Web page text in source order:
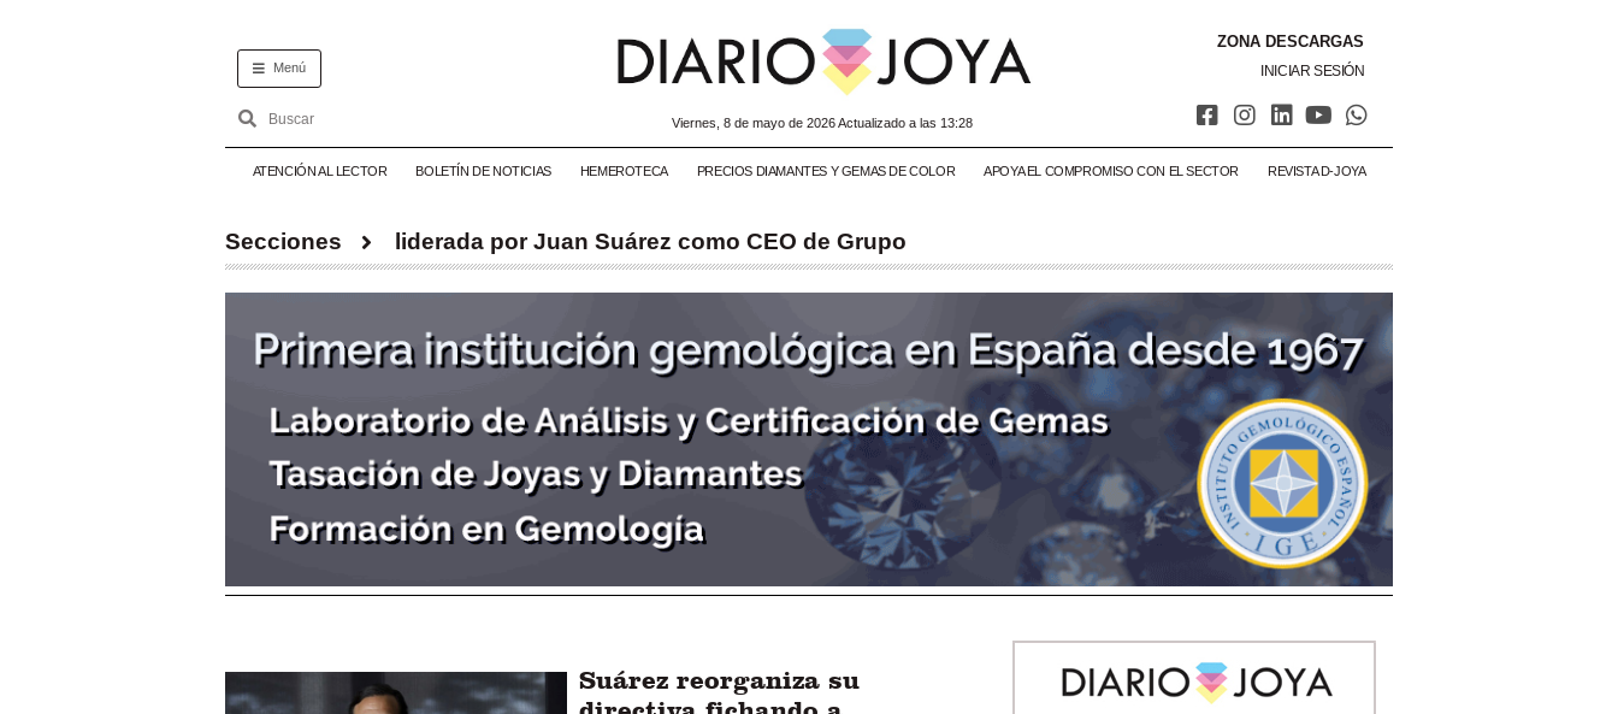
Menú
viernes, 8 de mayo de 2026 Actualizado a las 13:28
ZONA DESCARGAS
INICIAR SESIÓN
ATENCIÓN AL LECTOR BOLETÍN DE NOTICIAS HEMEROTECA PRECIOS DIAMANTES Y GEMAS DE COLOR APOYA EL COMPROMISO CON EL SECTOR REVISTA D-JOYA
Secciones liderada por Juan Suárez como CEO de Grupo
Suárez reorganiza su